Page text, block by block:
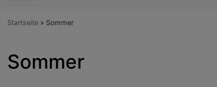
Startseite Sommer
Sommer